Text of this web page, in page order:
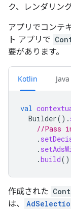
ク、レンダリン
アプリでコンテ
ト アプリで
要があります。
Kotlin Java
val
Builder().
//Pass
.
.
.build()
作成された
は、